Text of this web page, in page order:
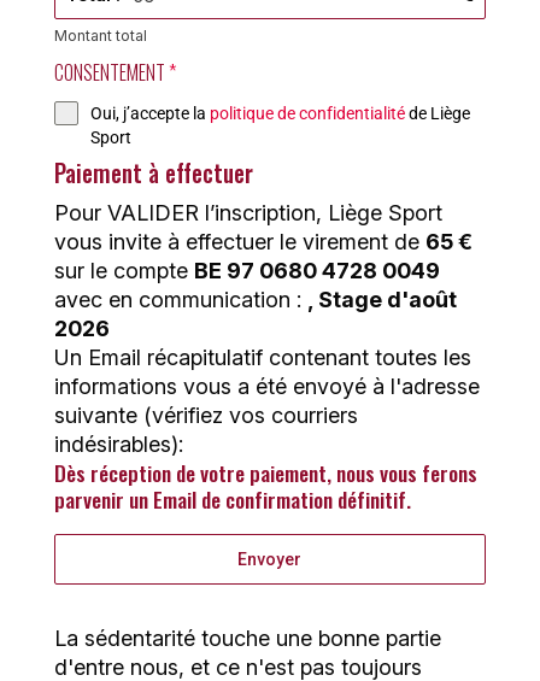
Montant total
CONSENTEMENT*
Oui, j’accepte la politique de confidentialitéde Liège
Sport
Paiement à effectuer
Pour VALIDER l’inscription, Liège Sport
vous invite à effectuer le virement de 65 €
sur le compte BE 97 0680 4728 0049
avec en communication :
, Stage d'août
2026
Un Email récapitulatif contenant toutes les
informations vous a été envoyé à l'adresse
suivante (vérifiez vos courriers
indésirables):
Dès réception de votre paiement, nous vous ferons
parvenir un Email de confirmation définitif.
Envoyer
La sédentarité touche une bonne partie
d'entre nous, et ce n'est pas toujours